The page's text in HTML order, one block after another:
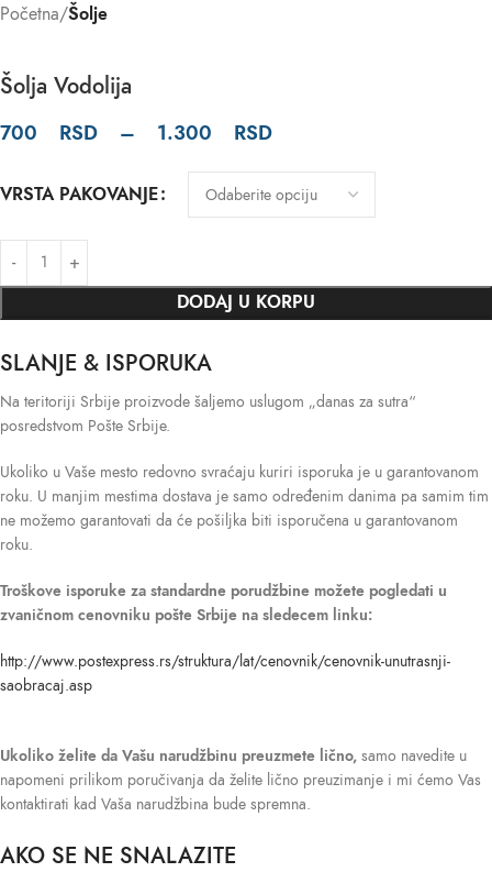
Početna Šolje
Šolja Vodolija
700 RSD – 1.300 RSD
VRSTA PAKOVANJE
DODAJ U KORPU
SLANJE & ISPORUKA
Na teritoriji Srbije proizvode šaljemo uslugom „danas za sutra“
posredstvom Pošte Srbije.
Ukoliko u Vaše mesto redovno svraćaju kuriri isporuka je u garantovanom
roku. U manjim mestima dostava je samo određenim danima pa samim tim
ne možemo garantovati da će pošiljka biti isporučena u garantovanom
roku.
Troškove isporuke za standardne porudžbine možete pogledati u
zvaničnom cenovniku pošte Srbije na sledecem linku:
http://www.postexpress.rs/struktura/lat/cenovnik/cenovnik-unutrasnji-
saobracaj.asp
Ukoliko želite da Vašu narudžbinu preuzmete lično, samo navedite u
napomeni prilikom poručivanja da želite lično preuzimanje i mi ćemo Vas
kontaktirati kad Vaša narudžbina bude spremna.
AKO SE NE SNALAZITE